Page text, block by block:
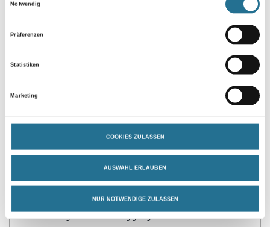
Notwendig
Präferenzen
Statistiken
Marketing
COOKIES ZULASSEN
AUSWAHL ERLAUBEN
NUR NOTWENDIGE ZULASSEN
Umrechnungsfaktoren
PRODUKTEIGENSCHAFTEN
- Zur nachträglichen Lackierung geeignet